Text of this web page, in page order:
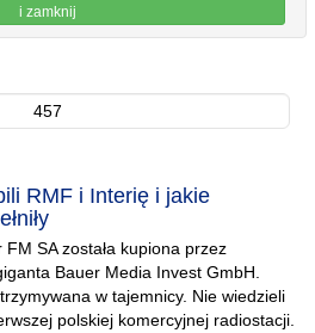
i zamknij
457
RMF i Interię i jakie
SA została kupiona przez
Bauer Media Invest GmbH.
w tajemnicy. Nie wiedzieli
polskiej komercyjnej radiostacji.